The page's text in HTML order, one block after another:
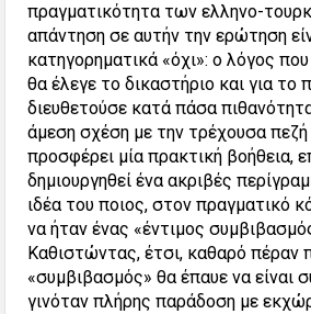
πραγματικότητα των ελληνο-
απάντηση σε αυτήν την ερώτηση
κατηγορηματικά «όχι»: ο λόγος
θα έλεγε το δικαστήριο και για το
διευθετούσε κατά πάσα
άμεση σχέση με την τρέχουσα
προσφέρει μία πρακτική βοήθεια,
δημιουργηθεί ένα ακριβές
ιδέα του ποιος, στον πραγματικό
να ήταν ένας «έντιμος
Καθιστώντας, έτσι, καθαρό πέραν
«συμβιβασμός» θα έπαυε να είναι
γινόταν πλήρης παράδοση με